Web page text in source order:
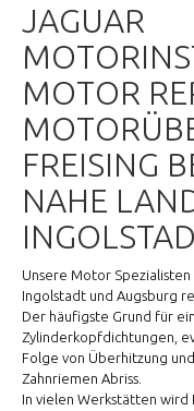
JAGUAR
MOTOR
FREISING
NAHE
Unsere Motor Spezialisten
Ingolstadt und Augsburg
Der häufigste Grund für
Zylinderkopfdichtungen,
Folge von Überhitzung
Zahnriemen Abriss.
In vielen Werkstätten wird